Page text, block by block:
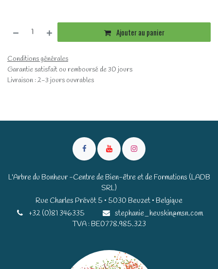
Ajouter au panier
Conditions générales
Garantie satisfait ou remboursé de 30 jours
Livraison : 2-3 jours ouvrables
L'Arbre du Bonheur -Centre de Bien-être et de Formations (LADB
SRL)
Rue Charles Prévôt 5 • 5030 Beuzet • Belgique​​
+32 (0)81 346335
stephanie_heuskin@msn.com
TVA : BE0778.985.323